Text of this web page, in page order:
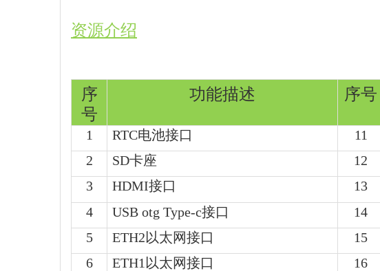
资源介绍
序
号
功能描述 序号
1 RTC电池接口 11
2
SD卡座 12
3
HDMI接口 13
4
USB otg Type-c接口 14
5
ETH2以太网接口 15
6
ETH1以太网接口 16